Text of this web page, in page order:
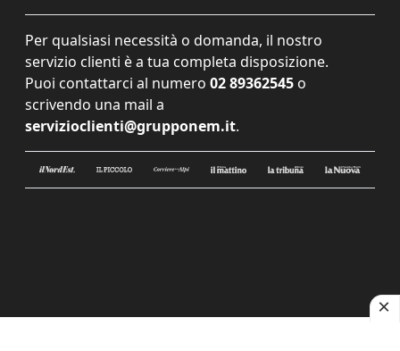
Per qualsiasi necessità o domanda, il nostro
servizio clienti è a tua completa disposizione.
Puoi contattarci al numero 02 89362545 o
scrivendo una mail a
servizioclienti@grupponem.it.